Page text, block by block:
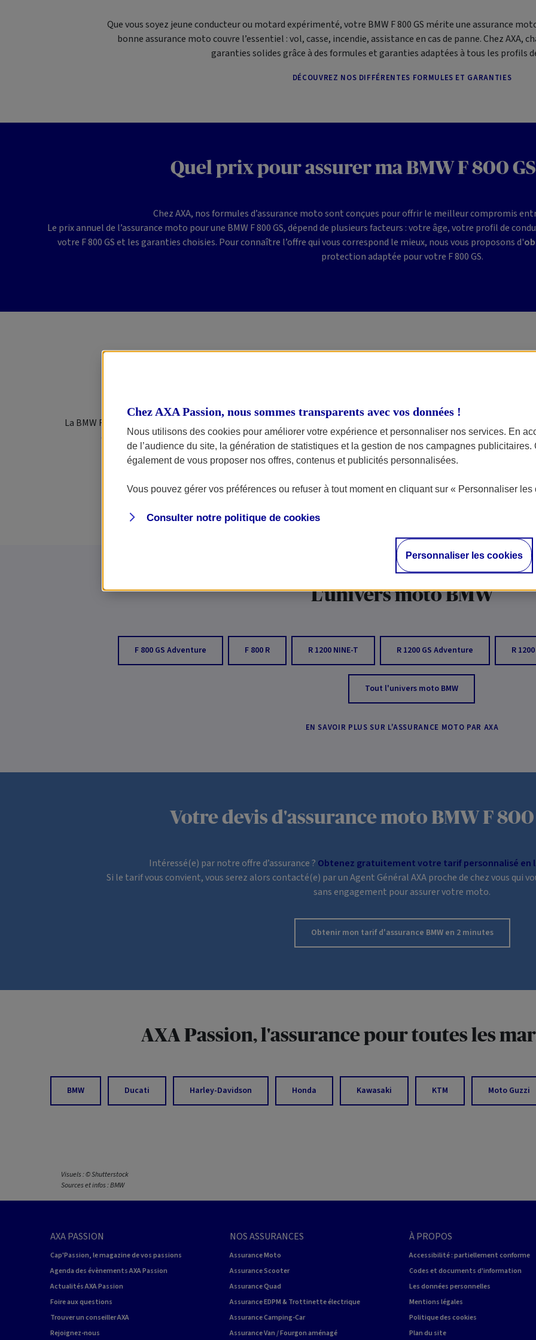
Chez AXA Passion, nous sommes transparents avec vos données !
Nous utilisons des cookies pour améliorer votre expérience et personnaliser nos services. En
de l’audience du site, la génération de statistiques et la gestion de nos campagnes
également de vous proposer nos offres, contenus et publicités personnalisées.
Vous pouvez gérer vos préférences ou refuser à tout moment en cliquant sur « Personnaliser les
Consulter notre politique de cookies
Personnaliser les cookies
Que vous soyez jeune conducteur ou motard expérimenté, votre BMW F 800 GS mérite une assurance
bonne assurance moto couvre l’essentiel : vol, casse, incendie, assistance en cas de panne. Chez AXA,
garanties solides grâce à des formules et garanties adaptées à tous les profils
DÉCOUVREZ NOS DIFFÉRENTES FORMULES ET GARANTIES
Quel prix pour assurer ma BMW F 800 GS
Chez AXA, nos formules d’assurance moto sont conçues pour offrir le meilleur compromis
Le prix annuel de l’assurance moto pour une BMW F 800 GS, dépend de plusieurs facteurs : votre âge, votre profil de
votre F 800 GS et les garanties choisies. Pour connaître l’offre qui vous correspond le mieux, nous vous proposons d'
protection adaptée pour votre F 800 GS.
Quelles sont les spécificités de la moto
La BMW F 800 GS est le compagnon de route idéal pour tout pilote détenteur du permis A2 souhaitant découvrir
d’autonomie, ce trail routier permet toutefois d’offrir de bonnes sensations de conduite aux motards
Obtenir mon tarifd'assuranceBMW F 800 GSen 2 minutes
L'univers moto BMW
F 800 GS Adventure F 800 R R 1200 NINE-T R 1200 GS Adventure R
Tout l'univers moto BMW
EN SAVOIR PLUS SUR L'ASSURANCE MOTO PAR AXA
Votre devis d'assurance moto BMW F 800
Intéressé(e) par notre offre d’assurance ? Obtenez gratuitement votre tarif personnalisé en
Si le tarif vous convient, vous serez alors contacté(e) par un Agent Général AXA proche de chez vous qui
sans engagement pour assurer votre moto.
Obtenir mon tarifd'assurance BMWen 2 minutes
AXA Passion, l'assurance pour toutes les
BMW Ducati Harley-Davidson Honda Kawasaki KTM Moto Guzzi
Visuels : © Shutterstock
Sources et infos : BMW
AXA PASSION
Cap'Passion, le magazine de vos passions
Agenda des évènements AXA Passion
Actualités AXA Passion
Foire aux questions
Trouver un conseiller AXA
Rejoignez-nous
NOS ASSURANCES
Assurance Moto
Assurance Scooter
Assurance Quad
Assurance EDPM & Trottinette électrique
Assurance Camping-Car
Assurance Van / Fourgon aménagé
À PROPOS
Accessibilité : partiellement conforme
Codes et documents d'information
Les données personnelles
Mentions légales
Politique des cookies
Plan du site